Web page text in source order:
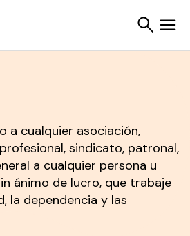
a cualquier asociación,
sindicato, patronal,
a cualquier persona u
ánimo de lucro, que trabaje
la dependencia y las